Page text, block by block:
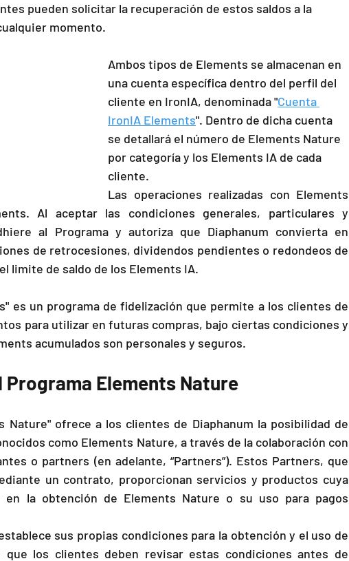
pueden solicitar la recuperación de estos saldos a la
momento.
Ambos tipos de Elements se almacenan en
una cuenta específica dentro del perfil del
cliente en IronIA, denominada "Cuenta
IronIA Elements". Dentro de dicha cuenta
se detallará el número de Elements Nature
por categoría y los Elements IA de cada
cliente.
Las operaciones realizadas con Elements
Al aceptar las condiciones generales, particulares y
al Programa y autoriza que Diaphanum convierta en
de retrocesiones, dividendos pendientes o redondeos de
limite de saldo de los Elements IA.
es un programa de fidelización que permite a los clientes de
para utilizar en futuras compras, bajo ciertas condiciones y
acumulados son personales y seguros.
Elements Nature
Nature" ofrece a los clientes de Diaphanum la posibilidad de
como Elements Nature, a través de la colaboración con
o partners (en adelante, “Partners”). Estos Partners, que
un contrato, proporcionan servicios y productos cuya
en la obtención de Elements Nature o su uso para pagos
sus propias condiciones para la obtención y el uso de
los clientes deben revisar estas condiciones antes de